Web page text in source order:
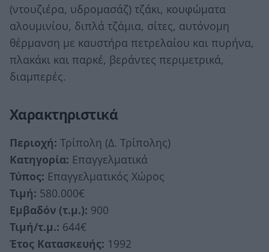
(ντουζιέρα, υδρομασάζ) τζάκι, κουφώματα
αλουμινίου, διπλά τζάμια, σίτες, αυτόνομη
θέρμανση με καυστήρα πετρελαίου και πυρήνα,
πλακάκι και παρκέ, βεράντες περιμετρικά,
διαμπερές.
Χαρακτηριστικά
Περιοχή: Τρίπολη (Δ. Τρίπολης)
Κατηγορία: Επαγγελματικά
Τύπος: Επαγγελματικός Χώρος
Τιμή: 580.000€
Εμβαδόν (τ.μ.): 900
Τιμή/τ.μ.: 644€
Έτος Κατασκευής: 1992